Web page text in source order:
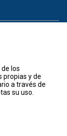
los
propias y de
a través de
su uso.